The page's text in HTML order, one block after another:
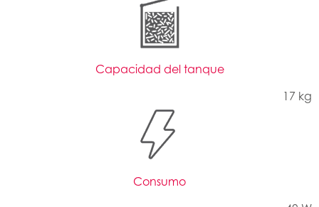
Capacidad del tanque
17 kg
Consumo